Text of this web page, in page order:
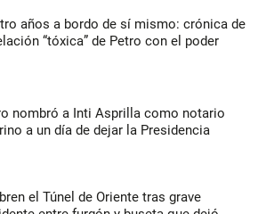
años a bordo de sí mismo: crónica de
“tóxica” de Petro con el poder
nombró a Inti Asprilla como notario
a un día de dejar la Presidencia
el Túnel de Oriente tras grave